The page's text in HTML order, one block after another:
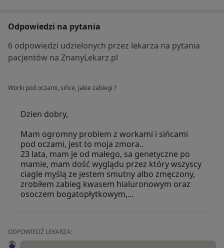
Odpowiedzi na pytania
6 odpowiedzi udzielonych przez lekarza na pytania
pacjentów na ZnanyLekarz.pl
Worki pod oczami, sińce, jakie zabiegi ?
Dzien dobry,
Mam ogromny problem z workami i sińcami
pod oczami, jest to moja zmora..
23 lata, mam je od małego, sa genetyczne po
mamie, mam dość wyglądu przez który wszyscy
ciagle myślą ze jestem smutny albo zmęczony,
zrobiłem zabieg kwasem hialuronowym oraz
osoczem bogatopłytkowym,…
ODPOWIEDŹ LEKARZA: